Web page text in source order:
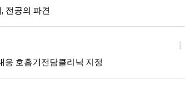
전공의 파견
응 호흡기전담클리닉 지정